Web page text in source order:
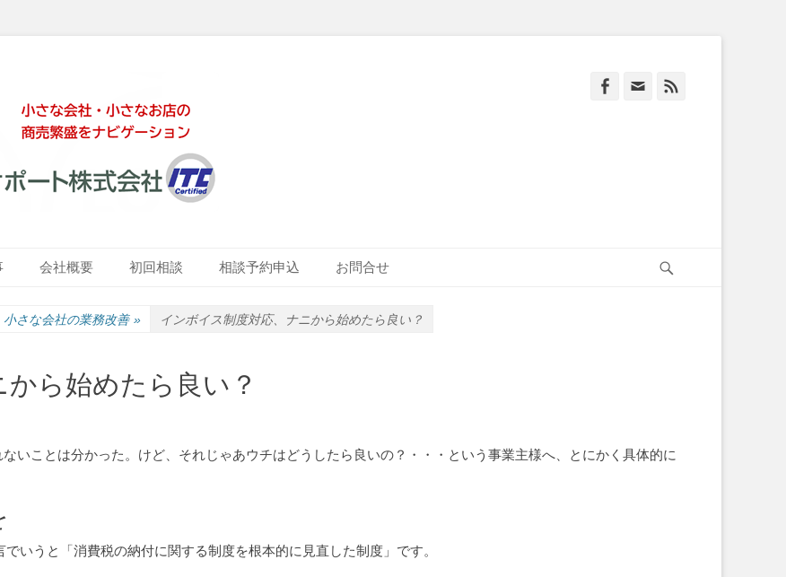
ト株式会社 Facebook
Email
会社概要 初回相談 相談予約申込 お問合せ
小さな会社の業務改善 » インボイス制度対応、ナニから始めたら良い？
ら始めたら良い？
いことは分かった。けど、それじゃあウチはどうしたら良いの？・・・という事業主様へ、とにかく具体的に
いうと「消費税の納付に関する制度を根本的に見直した制度」です。